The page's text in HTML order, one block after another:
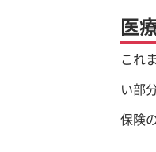
医
これ
い部
保険